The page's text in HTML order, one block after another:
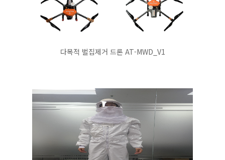
다목적 벌집제거 드론 AT-MWD_V1